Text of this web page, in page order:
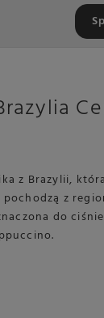
z Brazylii,
z
do